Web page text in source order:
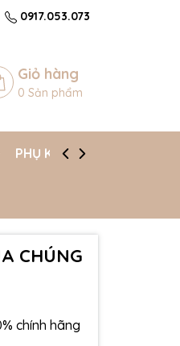
0917.053.073
Giỏ hàng
0 Sản phẩm
PHỤ KIỆN
CHÚNG
chính hãng